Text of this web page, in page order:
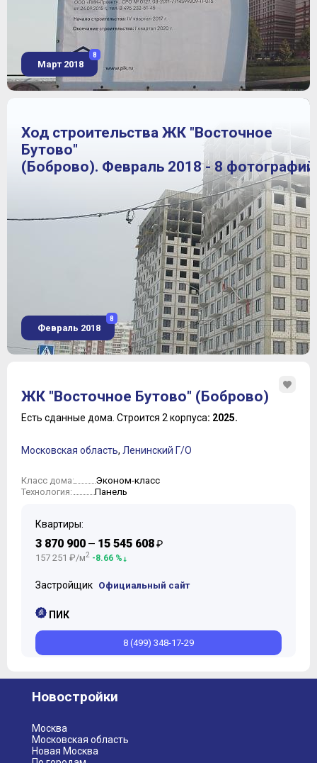
Март 2018
8
Ход строительства ЖК "Восточное
Бутово"
(Боброво). Февраль 2018 - 8 фотографий
Февраль 2018
8
ЖК "Восточное Бутово" (Боброво)
Есть сданные дома. Строится 2 корпуса: 2025.
Московская область, Ленинский Г/О
Класс дома: Эконом-класс
Технология: Панель
Квартиры:
3 870 900 — 15 545 608₽
157 251 ₽/м2 -8.66 %
Застройщик Официальный сайт
ПИК
8 (499) 348-17-29
Новостройки
Москва
Московская область
Новая Москва